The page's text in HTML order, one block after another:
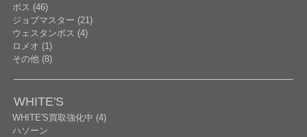
ボス (46)
ジョブマスター (21)
ウェスタンボス (4)
ロメオ (1)
その他 (8)
WHITE'S
WHITE'S買取強化中 (4)
ハソーン